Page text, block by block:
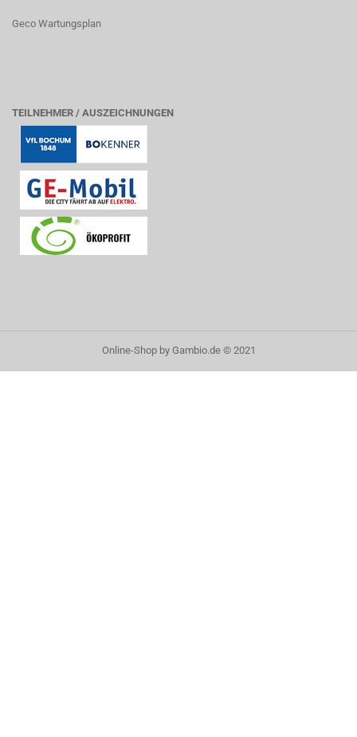
Geco Wartungsplan
TEILNEHMER / AUSZEICHNUNGEN
Online-Shopby Gambio.de © 2021